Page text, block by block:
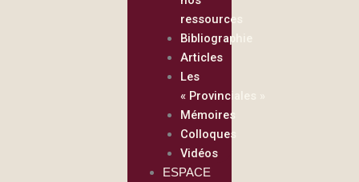
ressources
Bibliographie
Articles
Les
« Provinciales »
Mémoires
Colloques
Vidéos
ESPACE